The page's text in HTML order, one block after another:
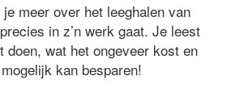
meer over het leeghalen van
in z’n werk gaat. Je leest
doen, wat het ongeveer kost en
kan besparen!